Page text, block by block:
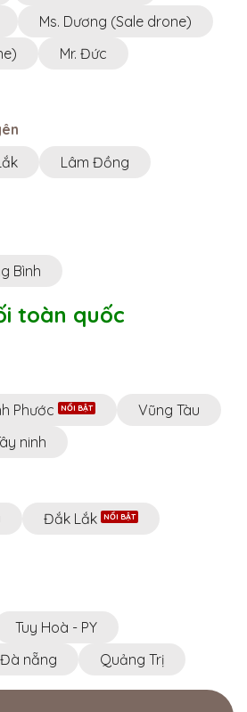
Ms. Dương (Sale drone)
Mr. Đức
Lâm Đồng
Bình
toàn quốc
Phước
Vũng Tàu
ninh
Đắk Lắk
Tuy Hoà - PY
Đà nẵng Quảng Trị